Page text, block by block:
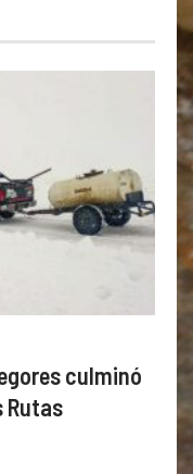
culminó
Rutas